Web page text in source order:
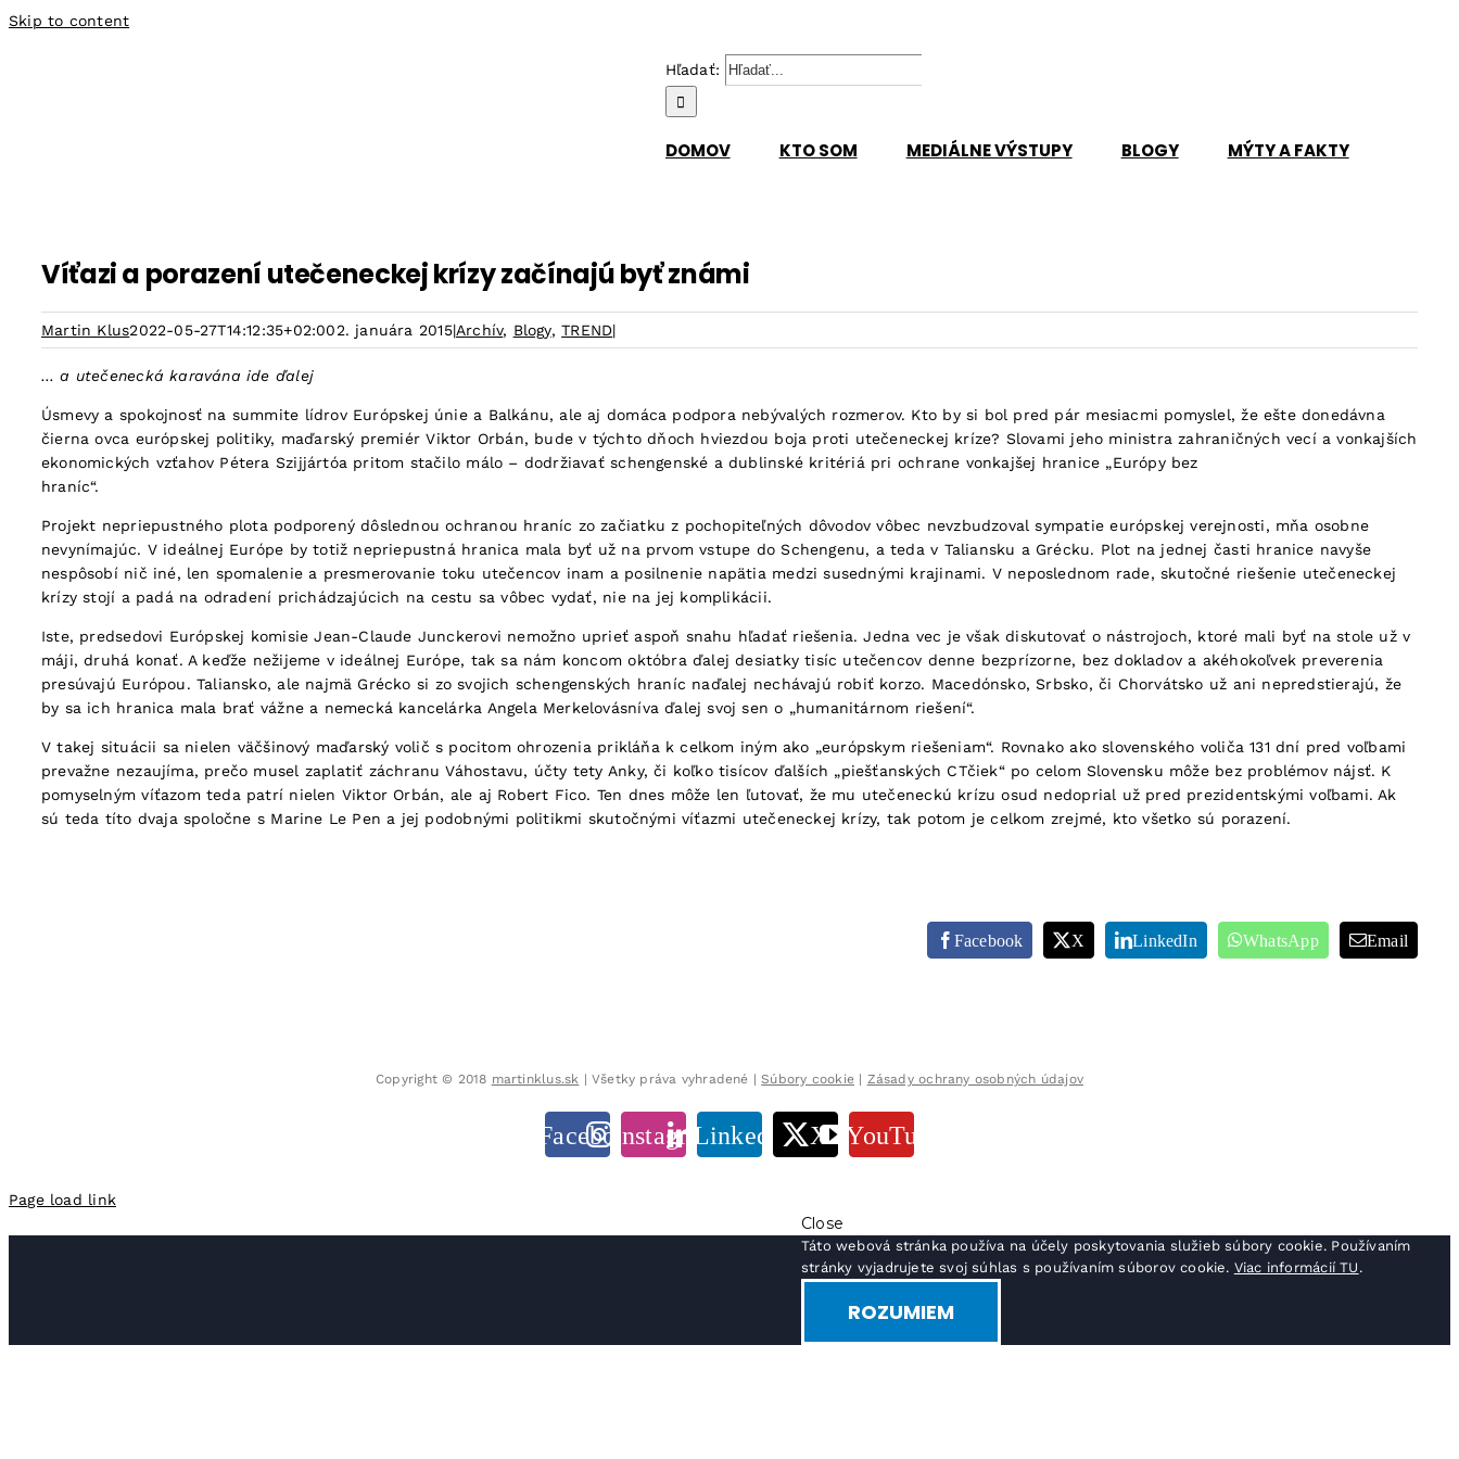
Skip to content
Hľadať:
DOMOV KTO SOM MEDIÁLNE VÝSTUPY BLOGY MÝTY A FAKTY
Víťazi a porazení utečeneckej krízy začínajú byť známi
Martin Klus2022-05-27T14:12:35+02:002. januára 2015|Archív, Blogy,TREND|
… a utečenecká karavána ide ďalej
Úsmevy a spokojnosť na summite lídrov Európskej únie a Balkánu, ale aj domáca podpora nebývalých rozmerov. Kto by si bol pred pár mesiacmi pomyslel, že ešte donedávna
čierna ovca európskej politiky, maďarský premiér Viktor Orbán, bude v týchto dňoch hviezdou boja proti utečeneckej kríze? Slovami jeho ministra zahraničných vecí a vonkajších
ekonomických vzťahov Pétera Szijjártóa pritom stačilo málo – dodržiavať schengenské a dublinské kritériá pri ochrane vonkajšej hranice „Európy bez
hraníc“.
Projekt nepriepustného plota podporený dôslednou ochranou hraníc zo začiatku z pochopiteľných dôvodov vôbec nevzbudzoval sympatie európskej verejnosti, mňa osobne
nevynímajúc. V ideálnej Európe by totiž nepriepustná hranica mala byť už na prvom vstupe do Schengenu, a teda v Taliansku a Grécku. Plot na jednej časti hranice navyše
nespôsobí nič iné, len spomalenie a presmerovanie toku utečencov inam a posilnenie napätia medzi susednými krajinami. V neposlednom rade, skutočné riešenie utečeneckej
krízy stojí a padá na odradení prichádzajúcich na cestu sa vôbec vydať, nie na jej komplikácii.
Iste, predsedovi Európskej komisie Jean-Claude Junckerovi nemožno uprieť aspoň snahu hľadať riešenia. Jedna vec je však diskutovať o nástrojoch, ktoré mali byť na stole už v
máji, druhá konať. A keďže nežijeme v ideálnej Európe, tak sa nám koncom októbra ďalej desiatky tisíc utečencov denne bezprízorne, bez dokladov a akéhokoľvek preverenia
presúvajú Európou. Taliansko, ale najmä Grécko si zo svojich schengenských hraníc naďalej nechávajú robiť korzo. Macedónsko, Srbsko, či Chorvátsko už ani nepredstierajú, že
by sa ich hranica mala brať vážne a nemecká kancelárka Angela Merkelovásníva ďalej svoj sen o „humanitárnom riešení“.
V takej situácii sa nielen väčšinový maďarský volič s pocitom ohrozenia prikláňa k celkom iným ako „európskym riešeniam“. Rovnako ako slovenského voliča 131 dní pred voľbami
prevažne nezaujíma, prečo musel zaplatiť záchranu Váhostavu, účty tety Anky, či koľko tisícov ďalších „piešťanských CTčiek“ po celom Slovensku môže bez problémov nájsť. K
pomyselným víťazom teda patrí nielen Viktor Orbán, ale aj Robert Fico. Ten dnes môže len ľutovať, že mu utečeneckú krízu osud nedoprial už pred prezidentskými voľbami. Ak
sú teda títo dvaja spoločne s Marine Le Pen a jej podobnými politikmi skutočnými víťazmi utečeneckej krízy, tak potom je celkom zrejmé, kto všetko sú porazení.
Facebook X LinkedIn WhatsApp Email
Copyright © 2018 martinklus.sk | Všetky práva vyhradené |Súbory cookie| Zásady ochrany osobných údajov
FacebookInstagramLinkedIn X YouTube
Page load link
Close
Táto webová stránka používa na účely poskytovania služieb súbory cookie. Používaním
stránky vyjadrujete svoj súhlas s používaním súborov cookie. Viac informácií TU .
ROZUMIEM